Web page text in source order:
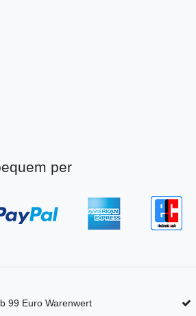
per
99 Euro Warenwert